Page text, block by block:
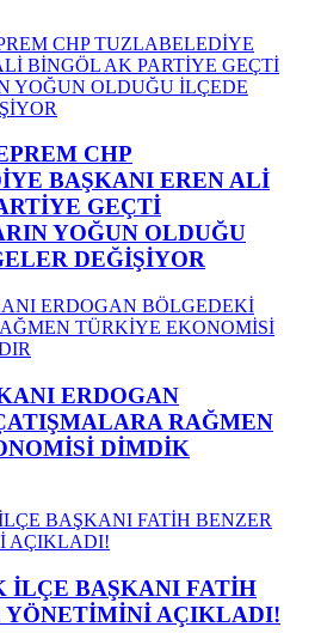
CHP
BAŞKANI EREN ALİ
GEÇTİ
YOĞUN OLDUĞU
DEĞİŞİYOR
ERDOGAN
RAĞMEN
DİMDİK
İLÇE BAŞKANI FATİH
YÖNETİMİNİ AÇIKLADI!